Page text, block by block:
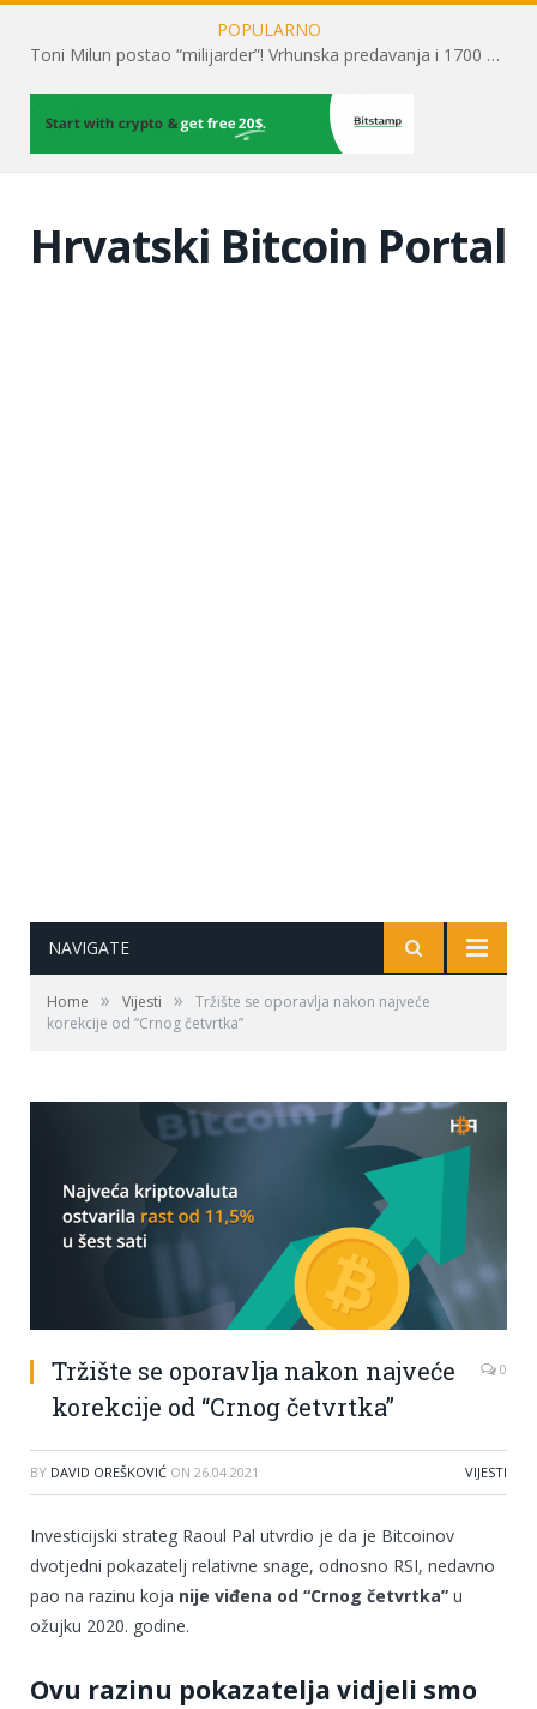
POPULARNO
Toni Milun postao “milijarder”! Vrhunska predavanja i 1700 posjetitelja obilježili su mjesec financijske pismenosti
Hrvatski Bitcoin Portal
NAVIGATE
Home » Vijesti »
Tržište se oporavlja nakon najveće
korekcije od “Crnog četvrtka”
Tržište se oporavlja nakon najveće
korekcije od “Crnog četvrtka”
0
BY DAVID OREŠKOVIĆ ON 26.04.2021 VIJESTI
Investicijski strateg Raoul Pal utvrdio je da je Bitcoinov
dvotjedni pokazatelj relativne snage, odnosno RSI, nedavno
pao na razinu koja nije viđena od “Crnog četvrtka” u
ožujku 2020. godine.
Ovu razinu pokazatelja vidjeli smo